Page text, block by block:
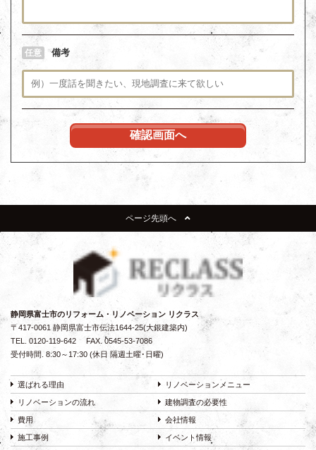
任意 備考
ページ先頭へ
静岡県富士市のリフォーム・リノベーション リクラス
〒417-0061 静岡県富士市伝法1644-25(大銀建築内)
TEL. 0120-119-642 FAX. 0545-53-7086
受付時間. 8:30～17:30 (休日 隔週土曜･日曜)
選ばれる理由 リノベーションメニュー
リノベーションの流れ 建物調査の必要性
費用 会社情報
施工事例 イベント情報